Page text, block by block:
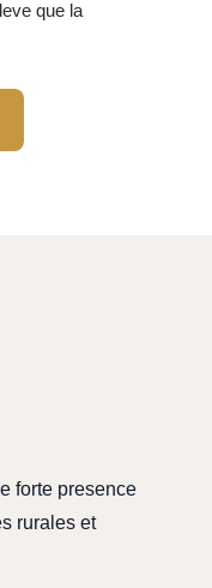
que la
forte presence
rurales et